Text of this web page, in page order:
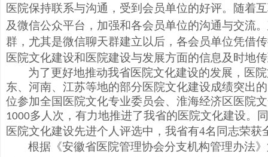
医院保持联系与沟通，受到会员单位的好评。 随着
及微信公众平台，加强和各会员单位的沟通与交流
群，尤其是微信聊天群建立以后，各会员单位凭借
医院文化建设和医院建设与发展方面的信息及时地
为了更好地推动我省医院文化建设的发展， 医
东、河南、江苏等地的部分医院文化建设成绩突出
位参加全国医院文化专业委员会、淮海经济区医院
1000多人次，有力地推进了我省的医院文化建设。
医院文化建设先进个人评选中，我省有4名同志荣获
根据《安徽省医院管理协会分支机构管理办法